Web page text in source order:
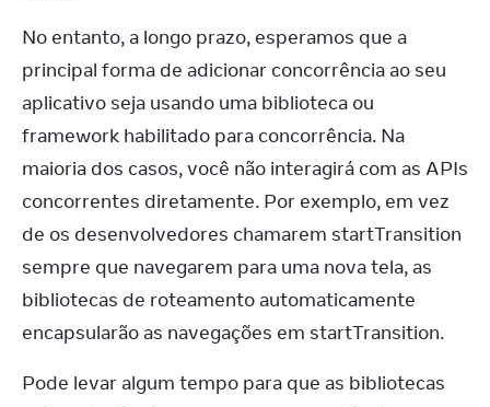
No entanto, a longo prazo, esperamos que a
principal forma de adicionar concorrência ao seu
aplicativo seja usando uma biblioteca ou
framework habilitado para concorrência. Na
maioria dos casos, você não interagirá com as APIs
concorrentes diretamente. Por exemplo, em vez
de os desenvolvedores chamarem startTransition
sempre que navegarem para uma nova tela, as
bibliotecas de roteamento automaticamente
encapsularão as navegações em startTransition.
Pode levar algum tempo para que as bibliotecas